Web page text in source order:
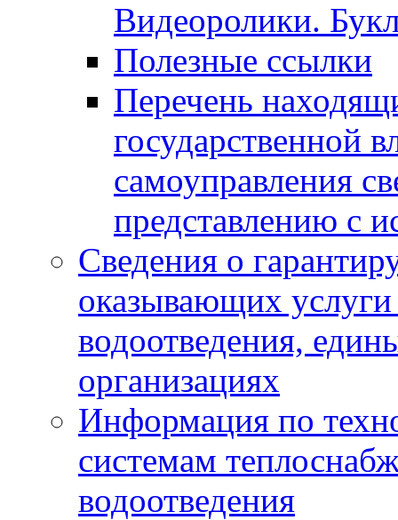
Видеоролики.
Полезные ссылки
Перечень
государственной
самоуправления
представлению с
Сведения о
оказывающих
водоотведения,
организациях
Информация по
системам
водоотведения